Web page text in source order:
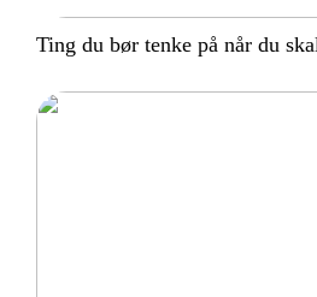
Ting du bør tenke på når du